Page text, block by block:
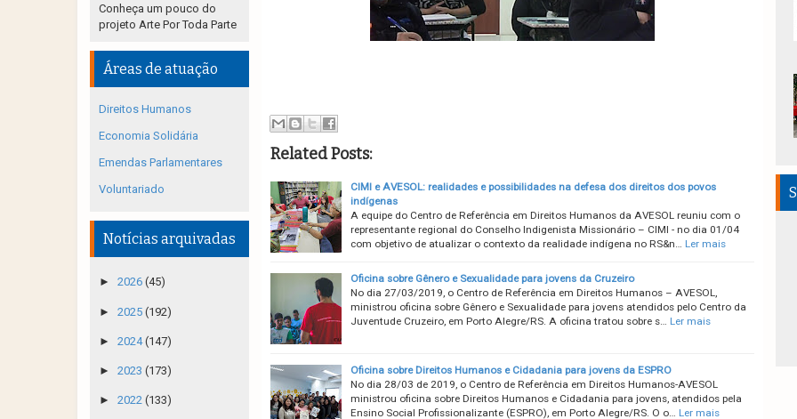
Related Posts:
CIMI e AVESOL: realidades e possibilidades na defesa dos direitos dos povos
indígenas
A equipe do Centro de Referência em Direitos Humanos da AVESOL reuniu com o
representante regional do Conselho Indigenista Missionário – CIMI - no dia 01/04
com objetivo de atualizar o contexto da realidade indígena no RS&n…
Ler mais
Oficina sobre Gênero e Sexualidade para jovens da Cruzeiro
No dia 27/03/2019, o Centro de Referência em Direitos Humanos – AVESOL,
ministrou oficina sobre Gênero e Sexualidade para jovens atendidos pelo Centro da
Juventude Cruzeiro, em Porto Alegre/RS. A oficina tratou sobre s…
Ler mais
Oficina sobre Direitos Humanos e Cidadania para jovens da ESPRO
No dia 28/03 de 2019, o Centro de Referência em Direitos Humanos-AVESOL
ministrou oficina sobre Direitos Humanos e Cidadania para jovens, atendidos pela
Ensino Social Profissionalizante (ESPRO), em Porto Alegre/RS. O o…
Ler mais
Conheça um pouco do
projeto Arte Por Toda Parte
Áreas de atuação
Direitos Humanos
Economia Solidária
Emendas Parlamentares
Voluntariado
Notícias arquivadas
► 2026 (45)
► 2025 (192)
► 2024(147)
► 2023 (173)
► 2022 (133)